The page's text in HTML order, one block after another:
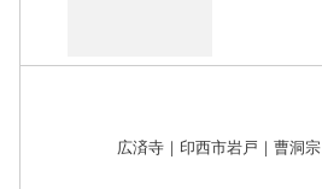
広済寺｜印西市岩戸｜曹洞宗